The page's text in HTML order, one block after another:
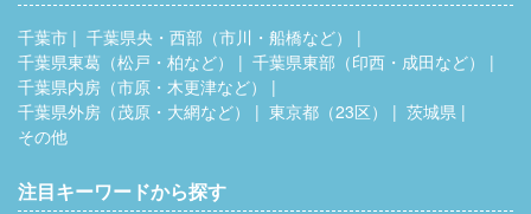
千葉市
千葉県央・西部（市川・船橋など）
千葉県東葛（松戸・柏など）
千葉県東部（印西・成田など）
千葉県内房（市原・木更津など）
千葉県外房（茂原・大網など）
東京都（23区）
茨城県
その他
注目キーワードから探す